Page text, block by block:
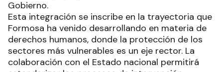
Gobierno.
Esta integración se inscribe en la trayectoria que
Formosa ha venido desarrollando en materia de
derechos humanos, donde la protección de los
sectores más vulnerables es un eje rector. La
colaboración con el Estado nacional permitirá